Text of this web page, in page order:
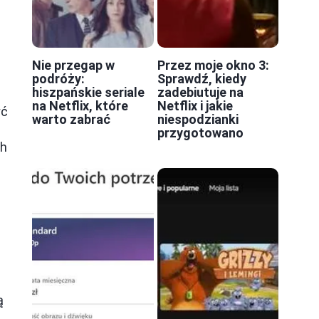
Nie przegap w
podróży:
hiszpańskie seriale
na Netflix, które
warto zabrać
Przez moje okno 3:
Sprawdź, kiedy
zadebiutuje na
Netflix i jakie
niespodzianki
przygotowano